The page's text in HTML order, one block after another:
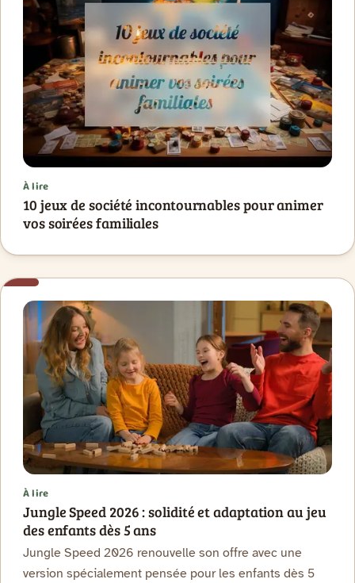
À lire
10 jeux de société incontournables pour animer
vos soirées familiales
À lire
Jungle Speed 2026 : solidité et adaptation au jeu
des enfants dès 5 ans
Jungle Speed 2026 renouvelle son offre avec une
version spécialement pensée pour les enfants dès 5